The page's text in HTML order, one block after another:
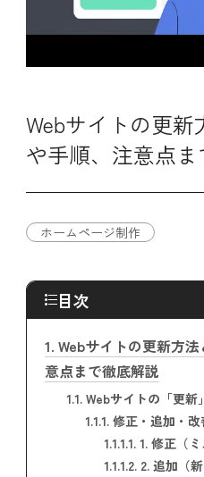
Webサイトの更
や手順、注意点
ホームページ制作
目次
1. Webサイトの更新方
意点まで徹底解説
1.1.Webサイトの「更新
1.1.1.修正・追加・改
1.1.1.1.1. 修正（ミ
1.1.1.2.2. 追加（新